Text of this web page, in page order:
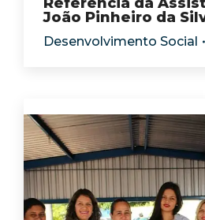
João Pinheiro da
Desenvolvimento Social